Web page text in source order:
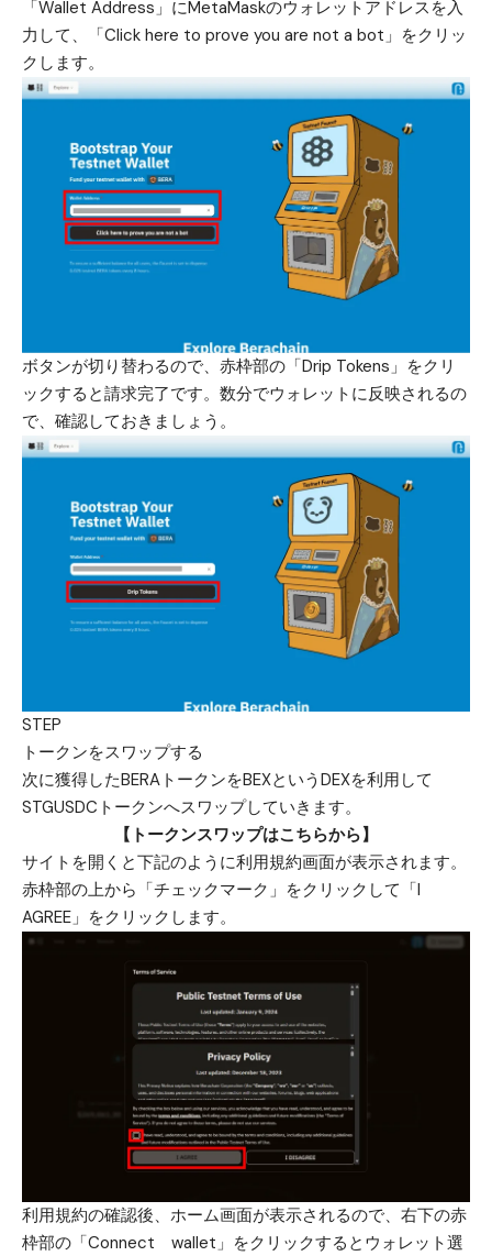
「Wallet Address」にMetaMaskのウォレットアドレスを入
力して、「Click here to prove you are not a bot」をクリッ
クします。
ボタンが切り替わるので、赤枠部の「Drip Tokens」をクリ
ックすると請求完了です。数分でウォレットに反映されるの
で、確認しておきましょう。
STEP
トークンをスワップする
次に獲得したBERAトークンをBEXというDEXを利用して
STGUSDCトークンへスワップしていきます。
【トークンスワップはこちらから】
サイトを開くと下記のように利用規約画面が表示されます。
赤枠部の上から「チェックマーク」をクリックして「I
AGREE」をクリックします。
利用規約の確認後、ホーム画面が表示されるので、右下の赤
枠部の「Connect wallet」をクリックするとウォレット選